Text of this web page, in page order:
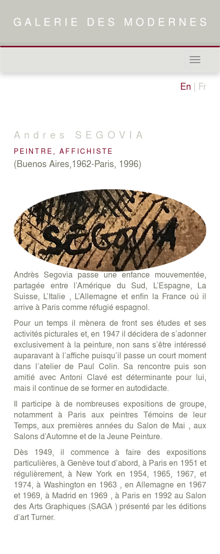
En | Fr
Andres SEGOVIA
PEINTRE, AFFICHISTE
(Buenos Aires,1962-Paris, 1996)
Andrès Segovia passe une enfance mouvementée,
partagée entre l’Amérique du Sud, L’Espagne, La
Suisse, L’Italie , L’Allemagne et enfin la France oú il
arrive à Paris comme réfugié espagnol.
Pour un temps il mènera de front ses études et ses
activités picturales et, en 1947 il décidera de s’adonner
exclusivement à la peinture, non sans s’être intéressé
auparavant à l’affiche puisqu’il passe un court moment
dans l’atelier de Paul Colin. Sa rencontre puis son
amitié avec Antoni Clavé est déterminante pour lui,
mais il continue de se former en autodidacte.
Il participe à de nombreuses expositions de groupe,
notamment à Paris aux peintres Témoins de leur
Temps, aux premières années du Salon de Mai , aux
Salons d’Automne et de la Jeune Peinture.
Dès 1949, il commence à faire des expositions
particulières, à Genève tout d’abord, à Paris en 1951 et
régulièrement, à New York en 1954, 1965, 1967, et
1974, à Washington en 1963 , en Allemagne en 1967
et 1969, à Madrid en 1969 , à Paris en 1992 au Salon
des Arts Graphiques (SAGA ) présenté par les éditions
d’art Turner.